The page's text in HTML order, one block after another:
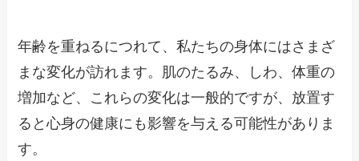
年齢を重ねるにつれて、私たちの身体にはさまざ
まな変化が訪れます。肌のたるみ、しわ、体重の
増加など、これらの変化は一般的ですが、放置す
ると心身の健康にも影響を与える可能性がありま
す。